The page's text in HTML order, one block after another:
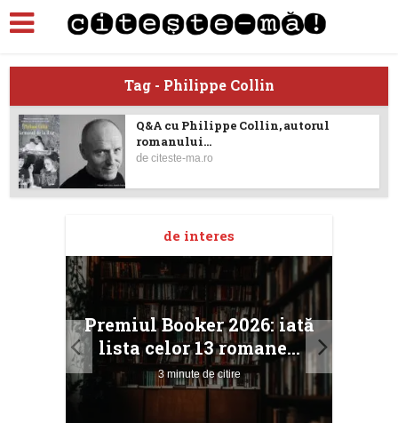
Tag - Philippe Collin
Q&A cu Philippe Collin, autorul
romanului...
deciteste-ma.ro
de interes
Premiul Booker 2026: iată
lista celor 13 romane...
3 minute de citire